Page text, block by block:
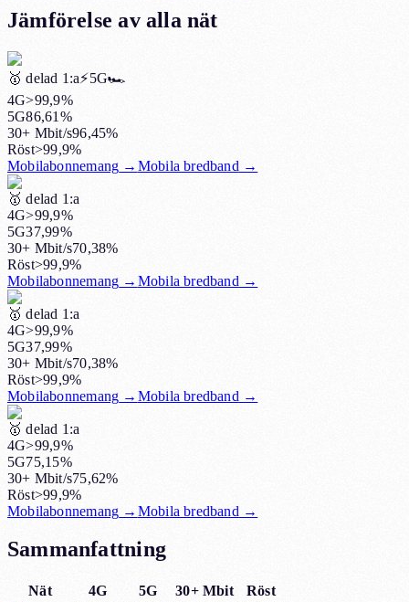
Jämförelse av alla nät
🥇 delad 1:a⚡️5G🏎️
4G>99,9%
5G86,61%
30+ Mbit/s96,45%
Röst>99,9%
Mobilabonnemang → Mobila bredband →
🥇 delad 1:a
4G>99,9%
5G37,99%
30+ Mbit/s70,38%
Röst>99,9%
Mobilabonnemang → Mobila bredband →
🥇 delad 1:a
4G>99,9%
5G37,99%
30+ Mbit/s70,38%
Röst>99,9%
Mobilabonnemang → Mobila bredband →
🥇 delad 1:a
4G>99,9%
5G75,15%
30+ Mbit/s75,62%
Röst>99,9%
Mobilabonnemang → Mobila bredband →
Sammanfattning
Nät 4G 5G 30+ Mbit
Röst